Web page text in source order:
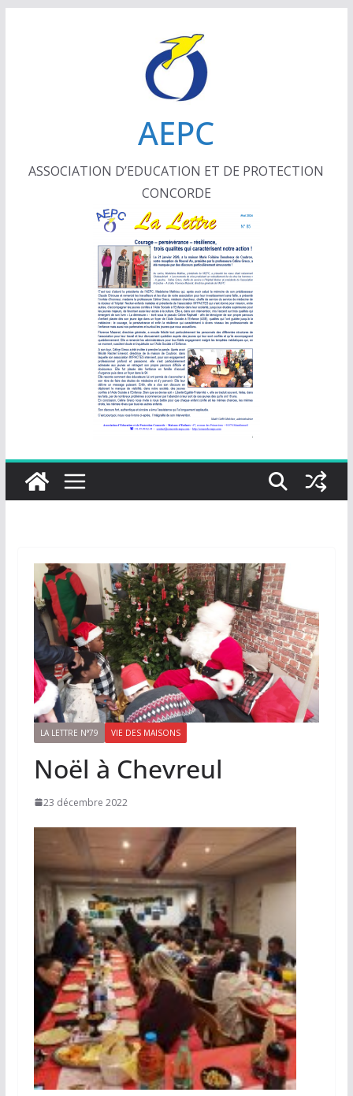
AEPC
ASSOCIATION D’EDUCATION ET DE PROTECTION
CONCORDE
LA LETTRE N°79 VIE DES MAISONS
Noël à Chevreul
23 décembre 2022